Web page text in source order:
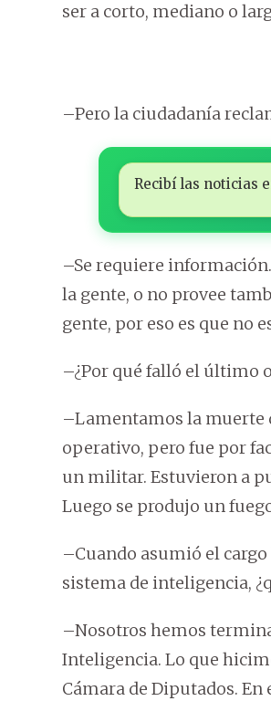
ser a corto, mediano o
–Pero la ciudadanía
Recibí las noticias
–Se requiere
la gente, o no provee
gente, por eso es que no
–¿Por qué falló el último
–Lamentamos la muerte
operativo, pero fue por
un militar. Estuvieron a
Luego se produjo un
–Cuando asumió el
sistema de inteligencia,
–Nosotros hemos
Inteligencia. Lo que
Cámara de Diputados.